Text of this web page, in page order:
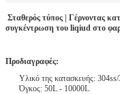
Σταθερός τύπος | Γέρνοντας
συγκέντρωση του liqiud στο
Προδιαγραφές:
Υλικό της κατασκευής:
Όγκος: 50L - 10000L